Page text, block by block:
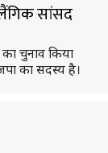
सांसद
चुनाव किया
का सदस्य है।